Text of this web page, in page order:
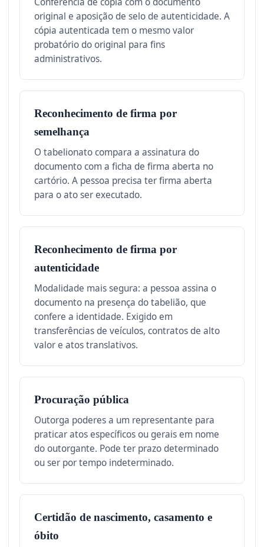
original e aposição de selo de autenticidade. A
cópia autenticada tem o mesmo valor
probatório do original para fins
administrativos.
Reconhecimento de firma por
semelhança
O tabelionato compara a assinatura do
documento com a ficha de firma aberta no
cartório. A pessoa precisa ter firma aberta
para o ato ser executado.
Reconhecimento de firma por
autenticidade
Modalidade mais segura: a pessoa assina o
documento na presença do tabelião, que
confere a identidade. Exigido em
transferências de veículos, contratos de alto
valor e atos translativos.
Procuração pública
Outorga poderes a um representante para
praticar atos específicos ou gerais em nome
do outorgante. Pode ter prazo determinado
ou ser por tempo indeterminado.
Certidão de nascimento, casamento e
óbito